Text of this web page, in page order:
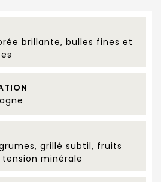
brillante, bulles fines et
grillé subtil, fruits
minérale